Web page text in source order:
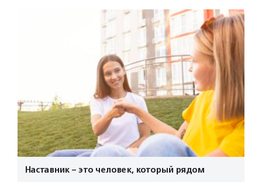
Наставник – это человек, который рядом